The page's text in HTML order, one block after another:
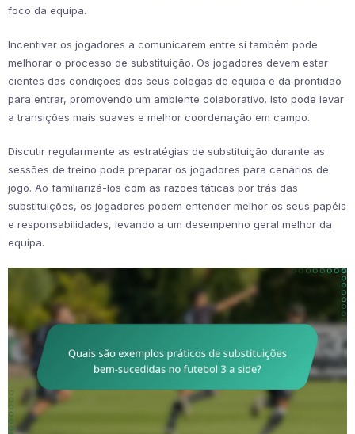
foco da equipa.
Incentivar os jogadores a comunicarem entre si também pode
melhorar o processo de substituição. Os jogadores devem estar
cientes das condições dos seus colegas de equipa e da prontidão
para entrar, promovendo um ambiente colaborativo. Isto pode levar
a transições mais suaves e melhor coordenação em campo.
Discutir regularmente as estratégias de substituição durante as
sessões de treino pode preparar os jogadores para cenários de
jogo. Ao familiarizá-los com as razões táticas por trás das
substituições, os jogadores podem entender melhor os seus papéis
e responsabilidades, levando a um desempenho geral melhor da
equipa.